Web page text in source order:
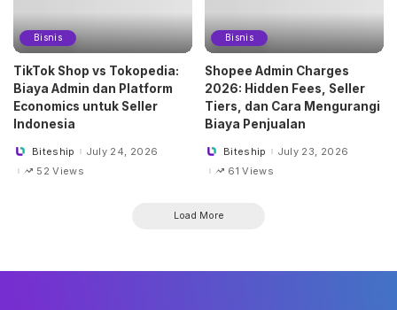
Bisnis
TikTok Shop vs Tokopedia:
Biaya Admin dan Platform
Economics untuk Seller
Indonesia
PostedBiteship
July 24, 2026
52 Views
Bisnis
Shopee Admin Charges
2026: Hidden Fees, Seller
Tiers, dan Cara Mengurangi
Biaya Penjualan
PostedBiteship
July 23, 2026
61 Views
Load More